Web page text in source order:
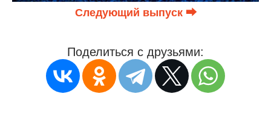
Следующий выпуск ⮕
Поделиться с друзьями: